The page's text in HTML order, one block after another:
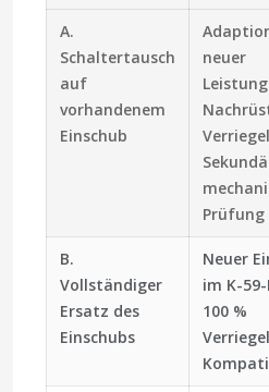
A.
Schaltertausch
auf
vorhandenem
Einschub
neuer
Prüfung
B.
Vollständiger
Ersatz des
Einschubs
Neuer
im K-
100 %